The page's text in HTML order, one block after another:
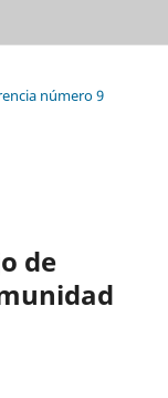
número 9
de